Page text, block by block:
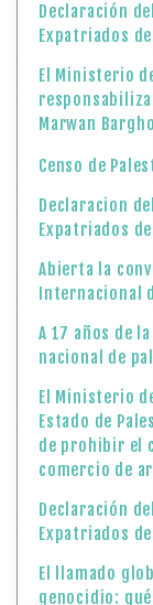
Declaración
Expatriados
El Ministerio
Marwan
Censo de
Declaracion
Expatriados
Abierta la
Internacional
A 17 años de
nacional de
El Ministerio
Estado de
de prohibir el
comercio de
Declaración
Expatriados
El llamado
genocidio: